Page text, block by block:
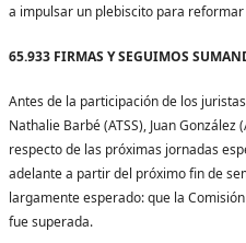
a impulsar un plebiscito para
65.933 FIRMAS Y SEGUIMOS
Antes de la participación de los
Nathalie Barbé (ATSS), Juan
respecto de las próximas jornadas
adelante a partir del próximo fin de
largamente esperado: que la
fue superada.